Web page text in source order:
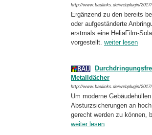
http://www.baulinks.de/webplugin/
Ergänzend zu den bereits
oder aufgeständerte
erstmals eine HeliaFilm-
vorgestellt. weiter lesen
Metalldächer
http://www.baulinks.de/webplugin/
Um moderne
Absturzsicherungen an
gerecht werden zu können,
weiter lesen